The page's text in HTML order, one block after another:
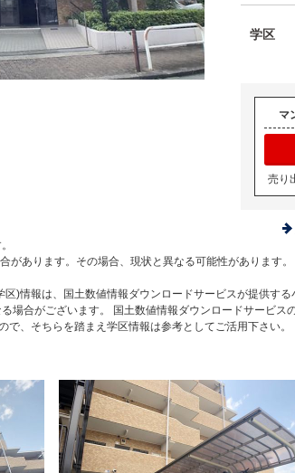
学区
マ
売り
あります。その場合、現状と異なる可能性があります。
)情報は、国土数値情報ダウンロードサービスが提供す
場合がございます。 国土数値情報ダウンロードサービ
、そちらを踏まえ学区情報は参考としてご活用下さい。